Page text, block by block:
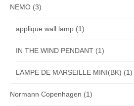
NEMO (3)
applique wall lamp (1)
IN THE WIND PENDANT (1)
LAMPE DE MARSEILLE MINI(BK) (1)
Normann Copenhagen (1)